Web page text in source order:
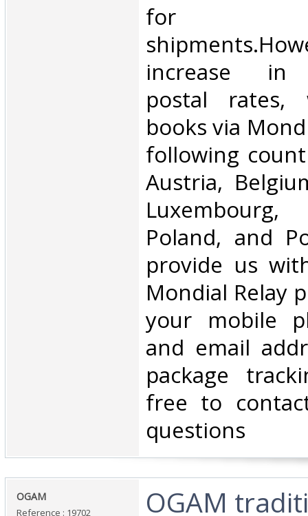
for
increase in
postal
books via
following
Austria,
Poland, and
provide us
Mondial Relay
your mobile
and email
package
free to
questions‎
‎OGAM‎
Reference : 19702 ‎OGAM